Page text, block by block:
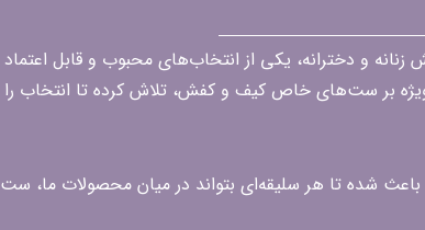
کیف و کفش زنانه و دخترانه، یکی از انتخاب‌های محبوب و قابل اعتماد
ویژه بر ست‌های خاص کیف و کفش، تلاش کرده تا انتخاب را
شده تا هر سلیقه‌ای بتواند در میان محصولات ما، ست